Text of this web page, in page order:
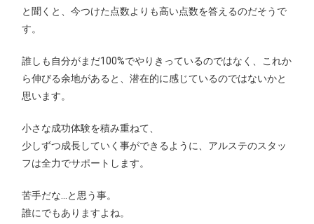
と聞くと、今つけた点数よりも高い点数を答えるのだそうで
す。
誰しも自分がまだ100%でやりきっているのではなく、これか
ら伸びる余地があると、潜在的に感じているのではないかと
思います。
小さな成功体験を積み重ねて、
少しずつ成長していく事ができるように、アルステのスタッ
フは全力でサポートします。
苦手だな…と思う事。
誰にでもありますよね。